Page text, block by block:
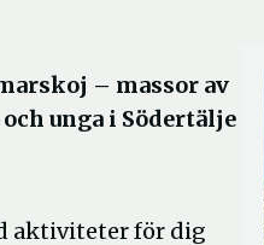
– massor av
unga i Södertälje
aktiviteter för dig